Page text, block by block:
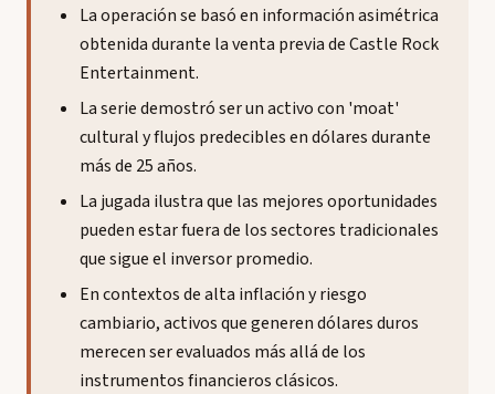
La operación se basó en información asimétrica
obtenida durante la venta previa de Castle Rock
Entertainment.
La serie demostró ser un activo con 'moat'
cultural y flujos predecibles en dólares durante
más de 25 años.
La jugada ilustra que las mejores oportunidades
pueden estar fuera de los sectores tradicionales
que sigue el inversor promedio.
En contextos de alta inflación y riesgo
cambiario, activos que generen dólares duros
merecen ser evaluados más allá de los
instrumentos financieros clásicos.